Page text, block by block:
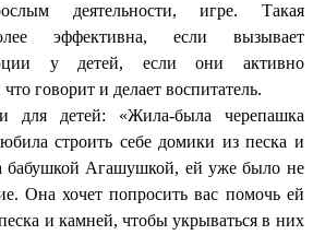
деятельности, игре. Такая
эффективна, если вызывает
у детей, если они активно
говорит и делает воспитатель.
для детей: «Жила-была черепашка
строить себе домики из песка и
бабушкой Агашушкой, ей уже было не
Она хочет попросить вас помочь ей
и камней, чтобы укрываться в них